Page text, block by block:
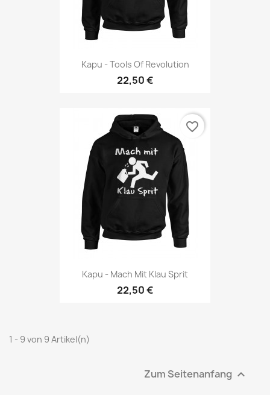
Kapu - Tools Of Revolution
22,50 €
Kapu - Mach Mit Klau Sprit
22,50 €
favorite_border
1 - 9 von 9 Artikel(n)
Zum Seitenanfang 